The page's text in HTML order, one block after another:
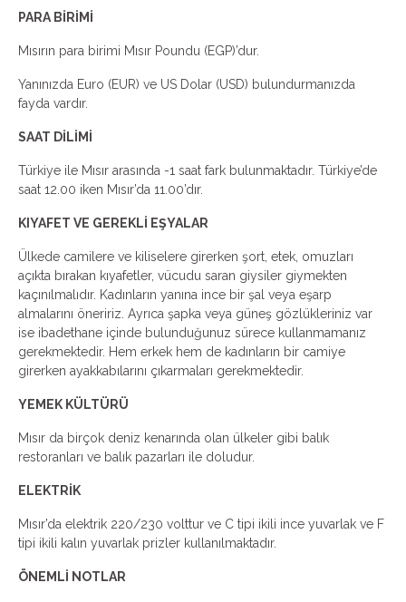
PARA BİRİMİ
Mısırın para birimi Mısır Poundu (EGP)’dur.
Yanınızda Euro (EUR) ve US Dolar (USD) bulundurmanızda
fayda vardır.
SAAT DİLİMİ
Türkiye ile Mısır arasında -1 saat fark bulunmaktadır. Türkiye’de
saat 12.00 iken Mısır’da 11.00’dır.
KIYAFET VE GEREKLİ EŞYALAR
Ülkede camilere ve kiliselere girerken şort, etek, omuzları
açıkta bırakan kıyafetler, vücudu saran giysiler giymekten
kaçınılmalıdır. Kadınların yanına ince bir şal veya eşarp
almalarını öneririz. Ayrıca şapka veya güneş gözlükleriniz var
ise ibadethane içinde bulunduğunuz sürece kullanmamanız
gerekmektedir. Hem erkek hem de kadınların bir camiye
girerken ayakkabılarını çıkarmaları gerekmektedir.
YEMEK KÜLTÜRÜ
Mısır da birçok deniz kenarında olan ülkeler gibi balık
restoranları ve balık pazarları ile doludur.
ELEKTRİK
Mısır’da elektrik 220/230 volttur ve C tipi ikili ince yuvarlak ve F
tipi ikili kalın yuvarlak prizler kullanılmaktadır.
ÖNEMLİ NOTLAR